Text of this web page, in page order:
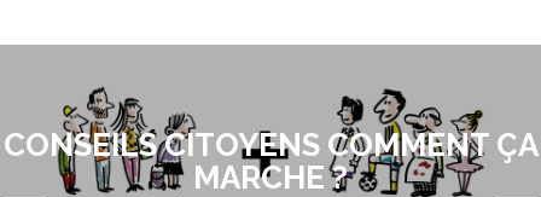
CONSEILS CITOYENS COMMENT ÇA
MARCHE ?